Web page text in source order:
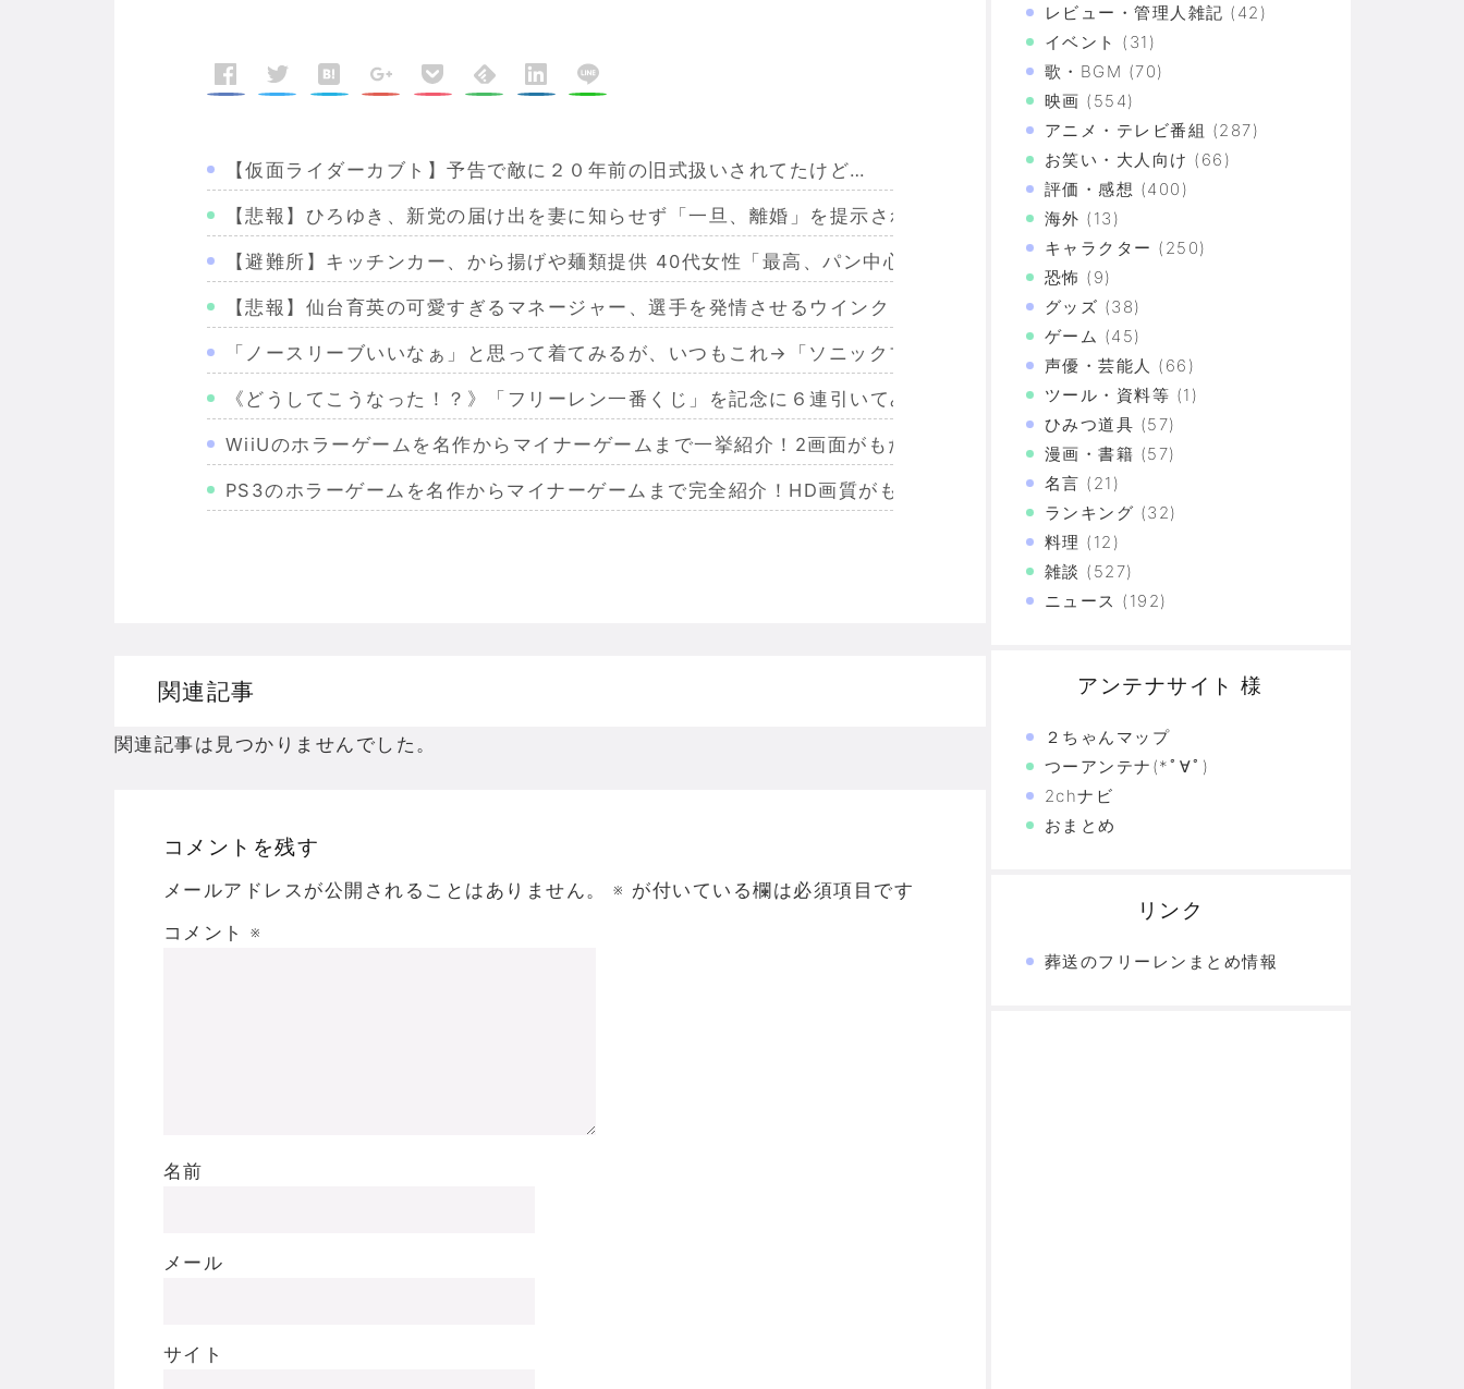
【仮面ライダーカブト】予告で敵に２０年前の旧式扱いされてたけど…
【悲報】ひろゆき、新党の届け出を妻に知らせず「一旦、離婚」を提示される
【避難所】キッチンカー、から揚げや麺類提供 40代女性「最高、パン中心の生活には飽き飽きしていて、野菜不足も感じていた」→時
【悲報】仙台育英の可愛すぎるマネージャー、選手を発情させるウインク
「ノースリーブいいなぁ」と思って着てみるが、いつもこれ→「ソニックブームしそう」「とてもよくわかる 私もケンシロウになる」
《どうしてこうなった！？》「フリーレン一番くじ」を記念に６連引いてみた！気づけばXX連で合計○万円使ってた！？
WiiUのホラーゲームを名作からマイナーゲームまで一挙紹介！2画面がもたらす極上の恐怖
PS3のホラーゲームを名作からマイナーゲームまで完全紹介！HD画質がもたらした真の恐怖…
Wiiのホラーゲームを名作からマイナーまで完全紹介！Wiiリモコンによる恐怖体験の革命
PS2のホラーゲームを名作からマイナーまで完全紹介！フルポリゴンがもたらした恐怖の革命
Powered by livedoor 相互RSS
関連記事
関連記事は見つかりませんでした。
コメントを残す
メールアドレスが公開されることはありません。 ※ が付いている欄は必須項目です
コメント ※
名前
メール
サイト
レビュー・管理人雑記 (42)
イベント (31)
歌・BGM (70)
映画 (554)
アニメ・テレビ番組 (287)
お笑い・大人向け (66)
評価・感想 (400)
海外 (13)
キャラクター (250)
恐怖 (9)
グッズ (38)
ゲーム (45)
声優・芸能人 (66)
ツール・資料等 (1)
ひみつ道具 (57)
漫画・書籍 (57)
名言 (21)
ランキング (32)
料理 (12)
雑談 (527)
ニュース (192)
アンテナサイト 様
２ちゃんマップ
つーアンテナ(*ﾟ∀ﾟ)
2chナビ
おまとめ
リンク
葬送のフリーレンまとめ情報